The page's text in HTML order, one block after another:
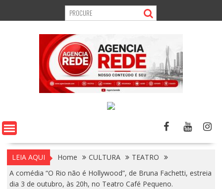
LEIA AQUI Home CULTURA
TEATRO
A comédia “O Rio não é Hollywood”, de Bruna Fachetti, estreia
dia 3 de outubro, às 20h, no Teatro Café Pequeno.